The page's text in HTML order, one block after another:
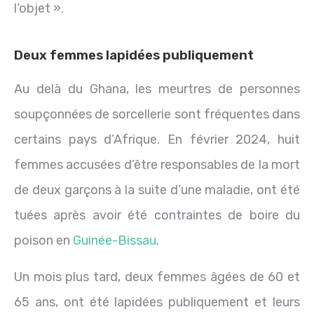
l’objet ».
Deux femmes lapidées publiquement
Au delà du Ghana, les meurtres de personnes
soupçonnées de sorcellerie sont fréquentes dans
certains pays d’Afrique. En février 2024, huit
femmes accusées d’être responsables de la mort
de deux garçons à la suite d’une maladie, ont été
tuées après avoir été contraintes de boire du
poison en Guinée-Bissau.
Un mois plus tard, deux femmes âgées de 60 et
65 ans, ont été lapidées publiquement et leurs